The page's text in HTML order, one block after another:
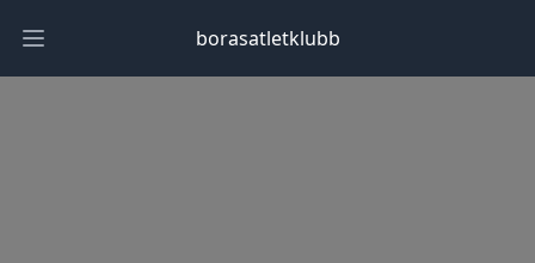
Open main menu borasatletklubb